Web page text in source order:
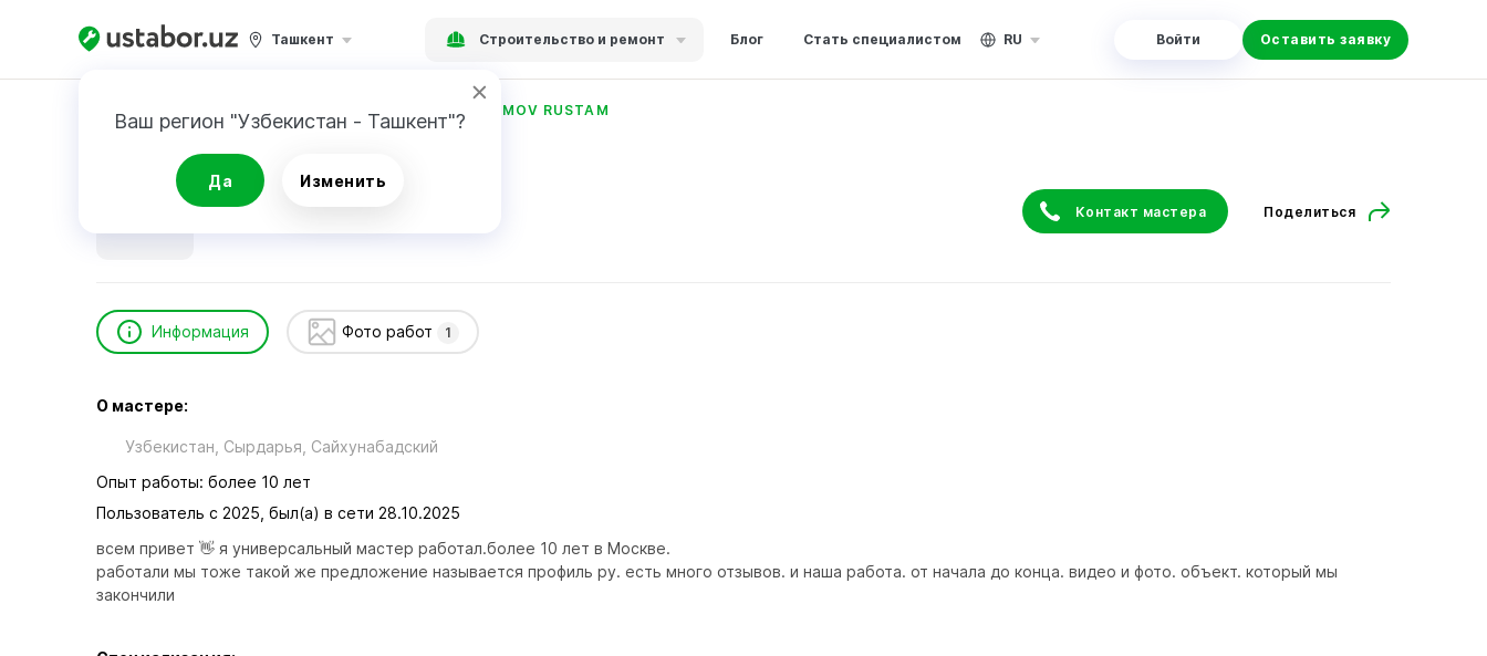
Ташкент Строительство и ремонт Блог Стать специалистом RU Войти Оставить заявку
Ваш регион "Узбекистан - Ташкент"?
Да Изменить
Главная Строительство и ремонт ABDURAIMOV RUSTAM
ABDURAIMOV RUSTAM
Контакт мастера Поделиться
Информация Фото работ 1
О мастере:
Узбекистан, Сырдарья, Сайхунабадский
Опыт работы: более 10 лет
Пользователь с 2025, был(а) в сети 28.10.2025
всем привет 👋 я универсальный мастер работал.более 10 лет в Москве.
работали мы тоже такой же предложение называется профиль ру. есть много отзывов. и наша работа. от начала до конца. видео и фото. объект. который мы
закончили